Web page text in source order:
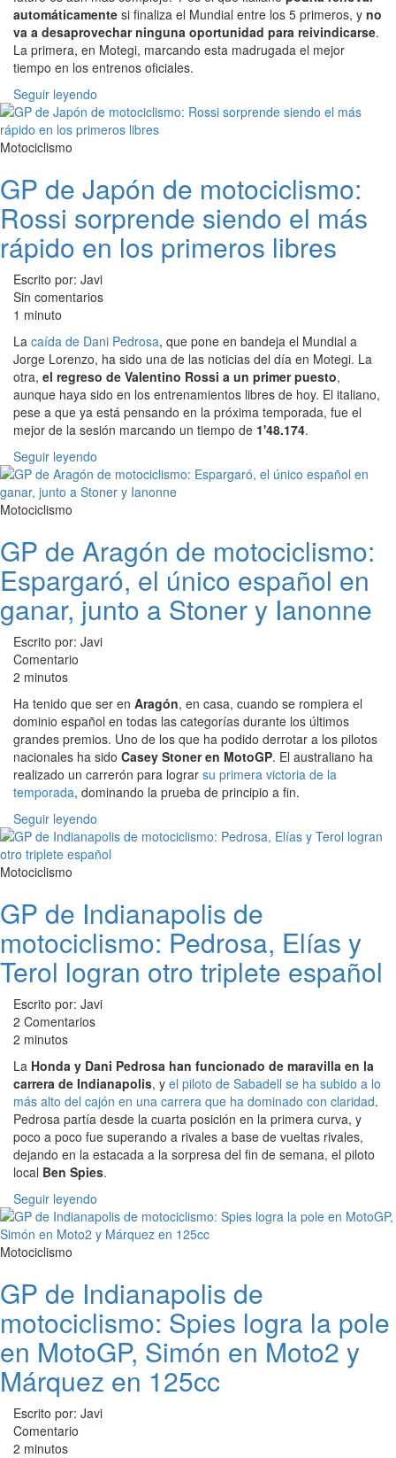
automáticamente si finaliza el Mundial entre los 5 primeros, y no
va a desaprovechar ninguna oportunidad para reivindicarse.
La primera, en Motegi, marcando esta madrugada el mejor
tiempo en los entrenos oficiales.
Seguir leyendo
Motociclismo
GP de Japón de motociclismo:
Rossi sorprende siendo el más
rápido en los primeros libres
Escrito por: Javi
Sin comentarios
1 minuto
La caída de Dani Pedrosa, que pone en bandeja el Mundial a
Jorge Lorenzo, ha sido una de las noticias del día en Motegi. La
otra, el regreso de Valentino Rossi a un primer puesto,
aunque haya sido en los entrenamientos libres de hoy. El italiano,
pese a que ya está pensando en la próxima temporada, fue el
mejor de la sesión marcando un tiempo de 1'48.174.
Seguir leyendo
Motociclismo
GP de Aragón de motociclismo:
Espargaró, el único español en
ganar, junto a Stoner y Ianonne
Escrito por: Javi
Comentario
2 minutos
Ha tenido que ser en Aragón, en casa, cuando se rompiera el
dominio español en todas las categorías durante los últimos
grandes premios. Uno de los que ha podido derrotar a los pilotos
nacionales ha sido Casey Stoner en MotoGP. El australiano ha
realizado un carrerón para lograr su primera victoria de la
temporada, dominando la prueba de principio a fin.
Seguir leyendo
Motociclismo
GP de Indianapolis de
motociclismo: Pedrosa, Elías y
Terol logran otro triplete español
Escrito por: Javi
2 Comentarios
2 minutos
La Honda y Dani Pedrosa han funcionado de maravilla en la
carrera de Indianapolis, y el piloto de Sabadell se ha subido a lo
más alto del cajón en una carrera que ha dominado con claridad.
Pedrosa partía desde la cuarta posición en la primera curva, y
poco a poco fue superando a rivales a base de vueltas rivales,
dejando en la estacada a la sorpresa del fin de semana, el piloto
local Ben Spies.
Seguir leyendo
Motociclismo
GP de Indianapolis de
motociclismo: Spies logra la pole
en MotoGP, Simón en Moto2 y
Márquez en 125cc
Escrito por: Javi
Comentario
2 minutos